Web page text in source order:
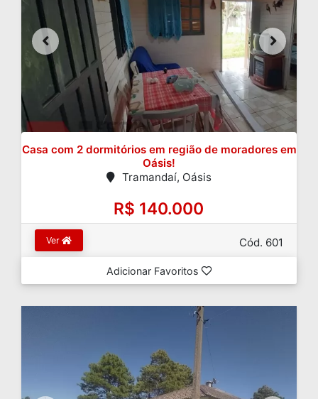
Casa com 2 dormitórios em região de moradores em
Oásis!
Tramandaí, Oásis
R$ 140.000
Ver Cód. 601
Adicionar Favoritos